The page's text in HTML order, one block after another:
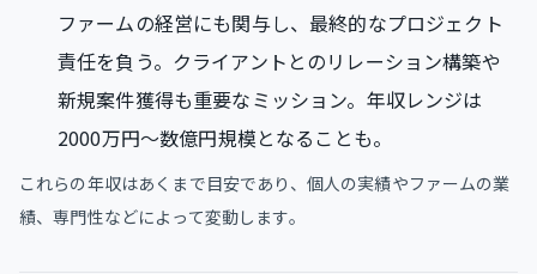
ファームの経営にも関与し、最終的なプロジェクト
責任を負う。クライアントとのリレーション構築や
新規案件獲得も重要なミッション。年収レンジは
2000万円～数億円規模となることも。
これらの年収はあくまで目安であり、個人の実績やファームの業
績、専門性などによって変動します。